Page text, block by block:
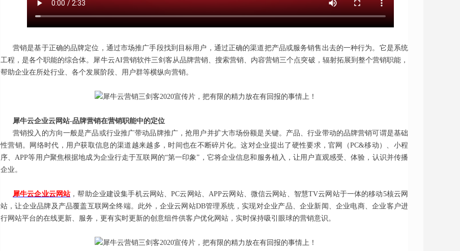
营销是基于正确的品牌定位，通过市场推广手段找到目标用户，通过正确的渠道把产品或服务销售出去的一种行为。它是系统
工程，是各个职能的综合体。犀牛云AI营销软件三剑客从品牌营销、搜索营销、内容营销三个点突破，辐射拓展到整个营销职能，
帮助企业在所处行业、各个发展阶段、用户群等横纵向营销。
犀牛云企业云网站-品牌营销在营销职能中的定位
营销投入的方向一般是产品或行业推广带动品牌推广，抢用户并扩大市场份额是关键。产品、行业带动的品牌营销可谓是基础
性营销。网络时代，用户获取信息的渠道越来越多，时间也在不断碎片化。这对企业提出了硬性要求，官网（PC&移动）、小程
序、APP等用户聚焦根据地成为企业行走于互联网的“第一印象”，它将企业信息和服务植入，让用户直观感受、体验，认识并传播
企业。
犀牛云企业云网站，帮助企业建设集手机云网站、PC云网站、APP云网站、微信云网站、智慧TV云网站于一体的移动5核云网
站，让企业品牌及产品覆盖互联网全终端。此外，企业云网站DB管理系统，实现对企业产品、企业新闻、企业电商、企业客户进
行网站平台的在线更新、服务，更有实时更新的创意组件供客户优化网站，实时保持吸引眼球的营销意识。